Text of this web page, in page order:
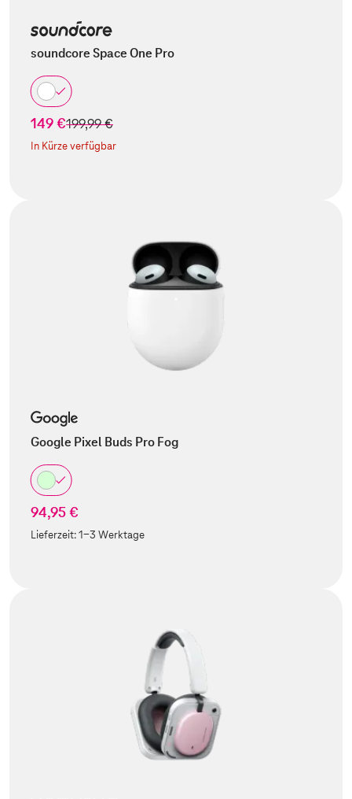
soundcore Space One Pro
149 €statt
199,99 €
In Kürze verfügbar
Google Pixel Buds Pro Fog
94,95 €
Lieferzeit:1-3 Werktage